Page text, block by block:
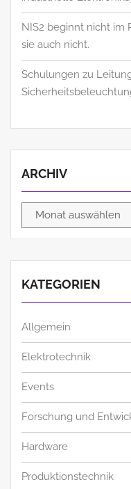
NIS2 beginnt nicht im
sie auch nicht.
Schulungen zu
ARCHIV
Archiv
KATEGORIEN
Allgemein
Elektrotechnik
Events
Forschung und
Hardware
Produktionstechnik